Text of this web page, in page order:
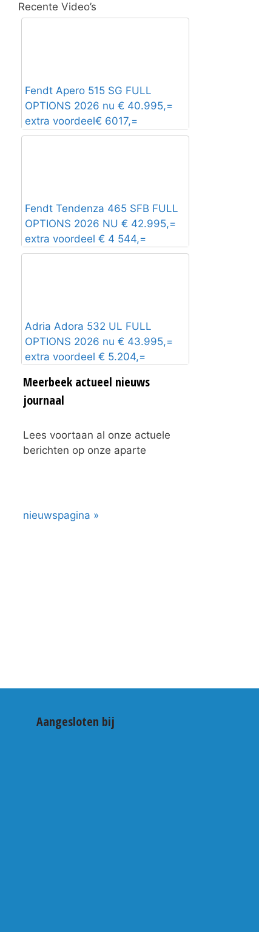
Recente Video’s
Fendt Apero 515 SG FULL
OPTIONS 2026 nu € 40.995,=
extra voordeel€ 6017,=
Fendt Tendenza 465 SFB FULL
OPTIONS 2026 NU € 42.995,=
extra voordeel € 4 544,=
Adria Adora 532 UL FULL
OPTIONS 2026 nu € 43.995,=
extra voordeel € 5.204,=
Meerbeek actueel nieuws
journaal
Lees voortaan al onze actuele
berichten op onze aparte
nieuwspagina »
Aangesloten bij